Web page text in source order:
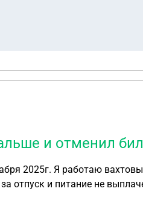
и отменил
2025г. Я работаю
отпуск и питание не